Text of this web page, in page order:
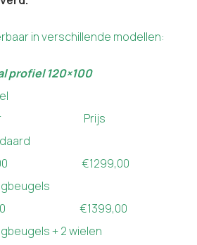
in verschillende modellen:
profiel 120×100
Prijs
€1299,00
€1399,00
+ 2 wielen